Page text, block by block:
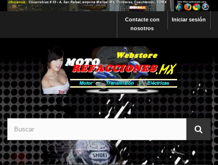
Iniciar sesión
Contacte con
nosotros